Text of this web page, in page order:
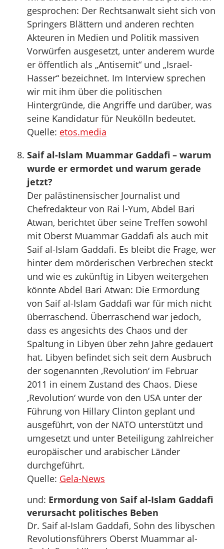
gesprochen: Der Rechtsanwalt sieht sich von
Springers Blättern und anderen rechten
Akteuren in Medien und Politik massiven
Vorwürfen ausgesetzt, unter anderem wurde
er öffentlich als „Antisemit“ und „Israel-
Hasser“ bezeichnet. Im Interview sprechen
wir mit ihm über die politischen
Hintergründe, die Angriffe und darüber, was
seine Kandidatur für Neukölln bedeutet.
Quelle: etos.media
Saif al-Islam Muammar Gaddafi – warum
wurde er ermordet und warum gerade
jetzt?
Der palästinensischer Journalist und
Chefredakteur von Rai l-Yum, Abdel Bari
Atwan, berichtet über seine Treffen sowohl
mit Oberst Muammar Gaddafi als auch mit
Saif al-Islam Gaddafi. Es bleibt die Frage, wer
hinter dem mörderischen Verbrechen steckt
und wie es zukünftig in Libyen weitergehen
könnte Abdel Bari Atwan: Die Ermordung
von Saif al-Islam Gaddafi war für mich nicht
überraschend. Überraschend war jedoch,
dass es angesichts des Chaos und der
Spaltung in Libyen über zehn Jahre gedauert
hat. Libyen befindet sich seit dem Ausbruch
der sogenannten ‚Revolution‘ im Februar
2011 in einem Zustand des Chaos. Diese
‚Revolution‘ wurde von den USA unter der
Führung von Hillary Clinton geplant und
ausgeführt, von der NATO unterstützt und
umgesetzt und unter Beteiligung zahlreicher
europäischer und arabischer Länder
durchgeführt.
Quelle: Gela-News
und: Ermordung von Saif al-Islam Gaddafi
verursacht politisches Beben
Dr. Saif al-Islam Gaddafi, Sohn des libyschen
Revolutionsführers Oberst Muammar al-